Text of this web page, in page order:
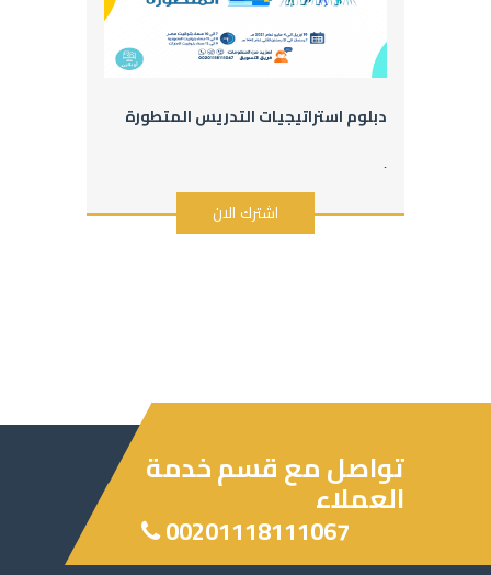
دبلوم استراتيجيات التدريس المتطورة
.
اشترك الان
تواصل مع قسم خدمة
العملاء
00201118111067